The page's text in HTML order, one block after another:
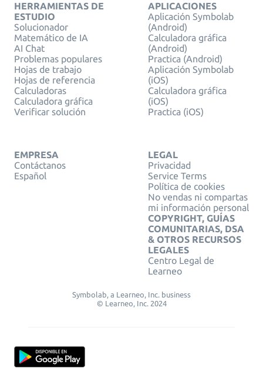
HERRAMIENTAS DE
ESTUDIO
Solucionador
Matemático de IA
AI Chat
Problemas populares
Hojas de trabajo
Hojas de referencia
Calculadoras
Calculadora gráfica
Verificar solución
APLICACIONES
Aplicación Symbolab
(Android)
Calculadora gráfica
(Android)
Practica (Android)
Aplicación Symbolab
(iOS)
Calculadora gráfica
(iOS)
Practica (iOS)
EMPRESA
Contáctanos
Español
LEGAL
Privacidad
Service Terms
Política de cookies
No vendas ni compartas
mi información personal
COPYRIGHT, GUÍAS
COMUNITARIAS, DSA
& OTROS RECURSOS
LEGALES
Centro Legal de
Learneo
Symbolab, a Learneo, Inc. business
© Learneo, Inc. 2024